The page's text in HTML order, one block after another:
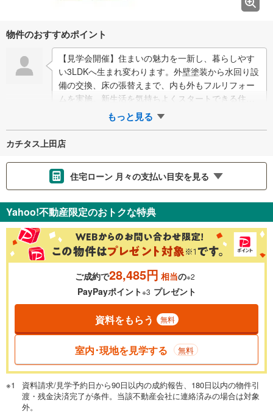
物件のおすすめポイント
【見学会開催】住まいの魅力を一新し、暮らしやす
い3LDKへ生まれ変わります。外壁塗装から水回り設
備の交換、床の張替えまで、内も外もフルリフォー
ムを実施。新生活を気持ちよくスタートできる住ま
いです。さらに、駐車場拡張工事により3台駐…
もっと見る
カチタス上田店
住宅ローン 月々の支払い目安を見る
金利 ％
0.01%
一般的には最長35年まで借り入れ可能です。多くの金融機関
が完済時の年齢は80歳までを条件としています。
閉じる
頭金 万円
Yahoo!不動産限定のおトクな特典
ご成約で28,485円 相当の※2
PayPayポイント※3 プレゼント
資料をもらう 無料
室内･現地を見学する 無料
資料請求/見学予約日から90日以内の成約報告、180日以内の物件引
渡・残金決済完了が条件。当該不動産会社に連絡済みの場合は対象
外。